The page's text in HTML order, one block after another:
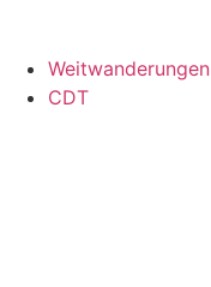
Weitwanderungen
CDT